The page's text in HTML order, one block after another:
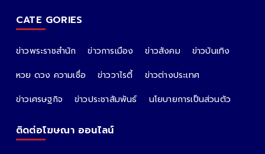
CATE GORIES
ข่าวพระราชสำนัก ข่าวการเมือง ข่าวสังคม
ข่าวบันเทิง
หวย ดวง ความเชื่อ
ข่าววาไรตี้
ข่าวต่างประเทศ
ข่าวเศรษฐกิจ
ข่าวประชาสัมพันธ์ นโยบายการเป็นส่วนตัว
ติดต่อโฆษณา ออนไลน์